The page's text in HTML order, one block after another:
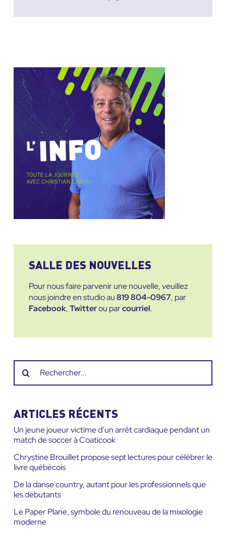
SALLE DES NOUVELLES
Pour nous faire parvenir une nouvelle, veuillez
nous joindre en studio au819 804-0967, par
Facebook,Twitterou parcourriel.
Recherche
site
:
ARTICLES RÉCENTS
Un jeune joueur victime d’un arrêt cardiaque pendant un
match de soccer à Coaticook
Chrystine Brouillet propose sept lectures pour célébrer le
livre québécois
De la danse country, autant pour les professionnels que
les débutants
Le Paper Plane, symbole du renouveau de la mixologie
moderne